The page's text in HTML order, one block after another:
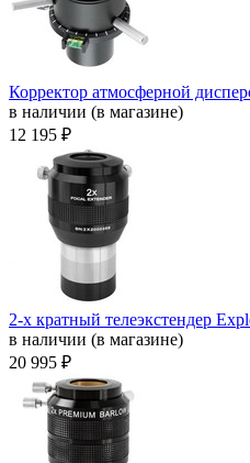
Корректор атмосферной
в наличии (в магазине)
12 195 ₽
2-х кратный телеэкстендер
в наличии (в магазине)
20 995 ₽